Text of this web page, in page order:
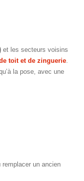
et les secteurs voisins
toit et de zinguerie.
la pose, avec une
un ancien